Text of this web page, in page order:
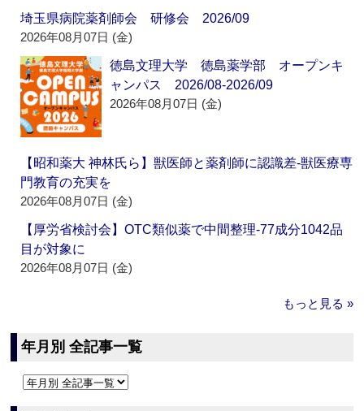
埼玉県病院薬剤師会 研修会 2026/09
2026年08月07日 (金)
徳島文理大学 徳島薬学部 オープンキ
ャンパス 2026/08-2026/09
2026年08月07日 (金)
【昭和薬大 神林氏ら】獣医師と薬剤師に認識差‐獣医療専
門教育の充実を
2026年08月07日 (金)
【厚労省検討会】OTC類似薬で中間整理‐77成分1042品
目が対象に
2026年08月07日 (金)
もっと見る »
年月別 全記事一覧